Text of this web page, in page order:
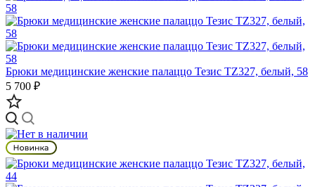
Брюки медицинские женские палаццо Тезис TZ327, белый, 58
5 700 ₽